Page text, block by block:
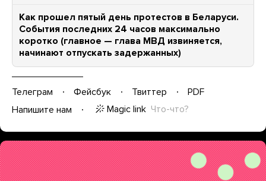
Как прошел пятый день протестов в Беларуси.
События последних 24 часов максимально
коротко (главное — глава МВД извиняется,
начинают отпускать задержанных)
Телеграм Фейсбук Твиттер
PDF
Напишите нам
Magic link Что-что?